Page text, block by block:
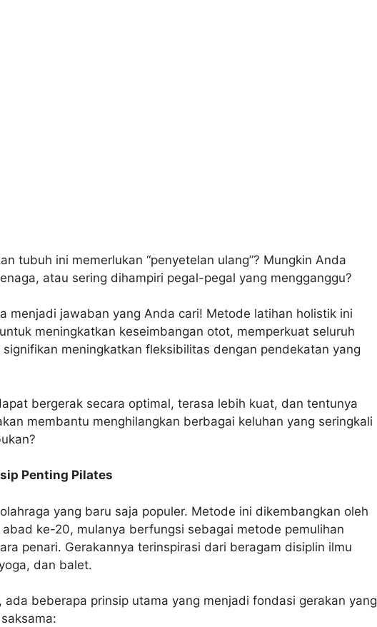
tubuh ini memerlukan “penyetelan ulang”? Mungkin Anda
atau sering dihampiri pegal-pegal yang mengganggu?
menjadi jawaban yang Anda cari! Metode latihan holistik ini
meningkatkan keseimbangan otot, memperkuat seluruh
meningkatkan fleksibilitas dengan pendekatan yang
bergerak secara optimal, terasa lebih kuat, dan tentunya
membantu menghilangkan berbagai keluhan yang seringkali
Penting Pilates
yang baru saja populer. Metode ini dikembangkan oleh
ke-20, mulanya berfungsi sebagai metode pemulihan
penari. Gerakannya terinspirasi dari beragam disiplin ilmu
dan balet.
, ada beberapa prinsip utama yang menjadi fondasi gerakan yang